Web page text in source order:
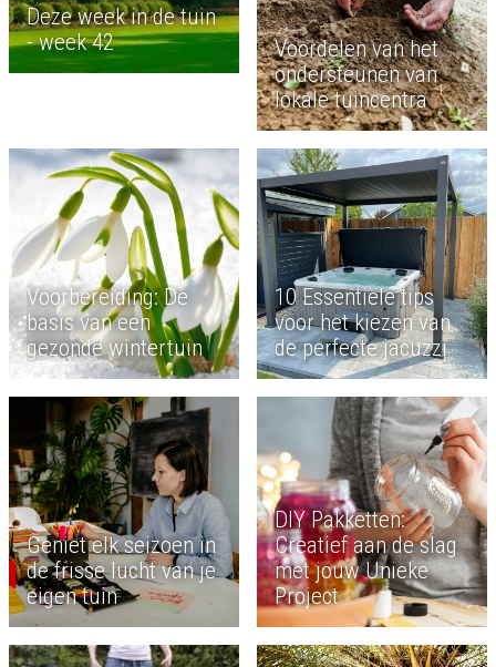
Deze week in de tuin
- week 42
Voordelen van het
ondersteunen van
lokale tuincentra
Voorbereiding: De
basis van een
gezonde wintertuin
10 Essentiële tips
voor het kiezen van
de perfecte jacuzzi
Geniet elk seizoen in
de frisse lucht van je
eigen tuin
DIY Pakketten:
Creatief aan de slag
met jouw Unieke
Project